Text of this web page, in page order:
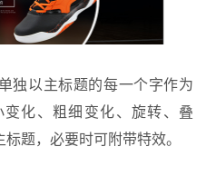
独以主标题的每一个字作为
化、粗细变化、旋转、叠
题，必要时可附带特效。